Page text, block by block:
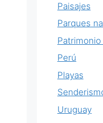
Paisajes
Parques
Perú
Playas
Uruguay